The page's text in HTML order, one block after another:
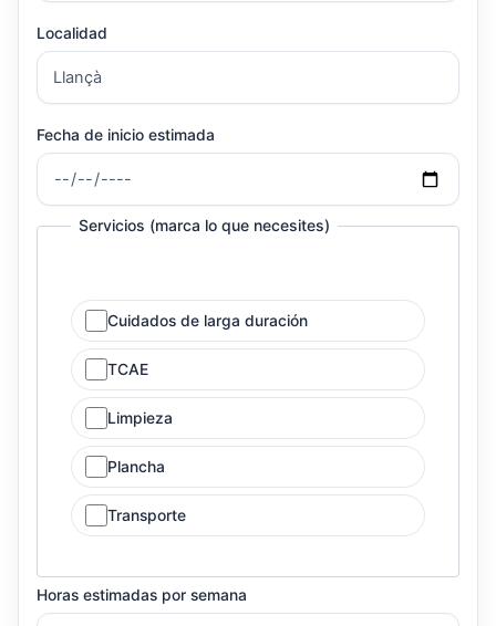
Localidad
Fecha de inicio estimada
Servicios (marca lo que necesites)
Cuidados de larga duración
TCAE
Limpieza
Plancha
Transporte
Horas estimadas por semana